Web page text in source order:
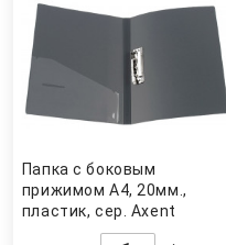
Папка с боковым
прижимом А4, 20мм.,
пластик, сер. Axent